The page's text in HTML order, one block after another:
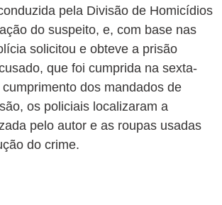
pela Divisão de Homicídios
do suspeito, e, com base nas
solicitou e obteve a prisão
que foi cumprida na sexta-
dos mandados de
os policiais localizaram a
pelo autor e as roupas usadas
do crime.